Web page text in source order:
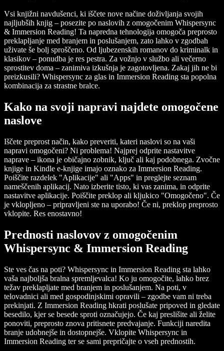
Vsi knjižni navdušenci, ki iščete nove načine doživljanja svojih
najljubših knjig – posezite po naslovih z omogočenim Whispersync
& Immersion Reading! Ta napredna tehnologija omogoča preprosto
preklapljanje med branjem in poslušanjem, zato lahko v zgodbah
uživate še bolj sproščeno. Od ljubezenskih romanov do kriminalk in
klasikov – ponudba je res pestra. Za vožnjo v službo ali večerno
sprostitev doma – zanimiva izkušnja je zagotovljena. Zakaj jih ne bi
preizkusili? Whispersync za glas in Immersion Reading sta popolna
kombinacija za strastne bralce.
Kako na svoji napravi najdete omogočene
naslove
Iščete preprost način, kako preveriti, kateri naslovi so na vaši
napravi omogočeni? Ni problema! Najprej odprite nastavitve
naprave – ikona je običajno zobnik, ključ ali kaj podobnega. Zvočne
knjige in Kindle e-knjige imajo oznako za Immersion Reading.
Poiščite razdelek "Aplikacije" ali "Apps" in preglejte seznam
nameščenih aplikacij. Nato izberite tisto, ki vas zanima, in odprite
nastavitve aplikacije. Poiščite preklop ali kljukico "Omogočeno". Če
je vklopljeno – pripravljeni ste na uporabo! Če ni, preklop preprosto
vklopite. Res enostavno!
Prednosti naslovov z omogočenim
Whispersync & Immersion Reading
Ste ves čas na poti? Whispersync in Immersion Reading sta lahko
vaša najboljša bralna spremljevalca! Ko ju omogočite, lahko brez
težav preklapljate med branjem in poslušanjem. Na poti, v
telovadnici ali med gospodinjskimi opravili – zgodbe vam ni treba
prekinjati. Z Immersion Reading hkrati poslušate pripoved in gledate
besedilo, kjer se besede sproti označujejo. Če kaj preslišite ali želite
ponoviti, preprosto znova pritisnete predvajanje. Funkciji naredita
branje udobnejše in dostopnejše. Vklopite Whispersync in
Immersion Reading ter se sami prepričajte o vseh prednostih.